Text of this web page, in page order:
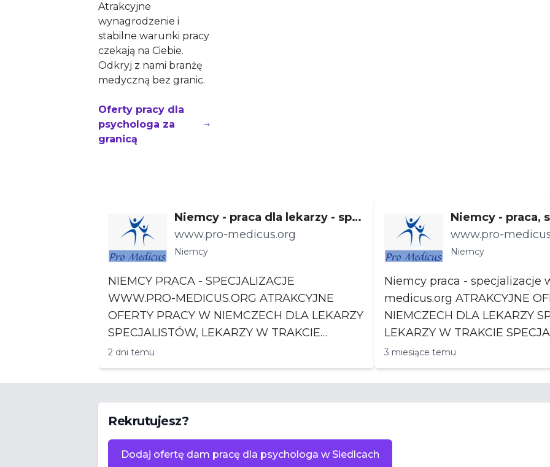
Atrakcyjne
wynagrodzenie i
stabilne warunki pracy
czekają na Ciebie.
Odkryj z nami branżę
medyczną bez granic.
Oferty pracy dla
psychologa za
granicą
Niemcy - praca dla lekarzy - spe
cjalizacje
www.pro-medicus.org
Niemcy
NIEMCY PRACA - SPECJALIZACJE
WWW.PRO-MEDICUS.ORG ATRAKCYJNE
OFERTY PRACY W NIEMCZECH DLA LEKARZY
SPECJALISTÓW, LEKARZY W TRAKCIE
2 dni temu
Niemcy - praca,
a lekarzy
znajmosci jez.
www.pro-
Niemcy
Niemcy praca - specjalizacje www.pro-
medicus.org ATRAKCYJNE OFERTY PRACY W
NIEMCZECH DLA LEKARZY
LEKARZY W TRAKCIE
STAŻU. Możliwoś...
3 miesiące temu
Rekrutujesz?
Dodaj ofertę dam pracę dla psychologa w Siedlcach